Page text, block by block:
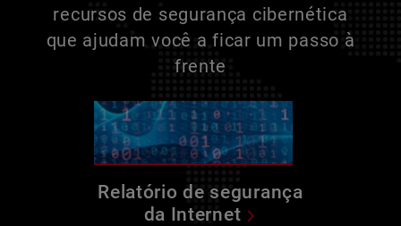
recursos de segurança cibernética
que ajudam você a ficar um passo à
frente
Relatório de segurança
da Internet